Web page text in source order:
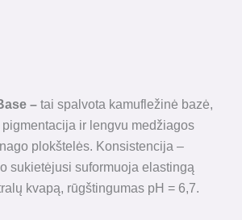
– tai spalvota kamufležinė bazė,
ir lengvu medžiagos
plokštelės. Konsistencija –
sukietėjusi suformuoja elastingą
kvapą, rūgštingumas pH = 6,7.